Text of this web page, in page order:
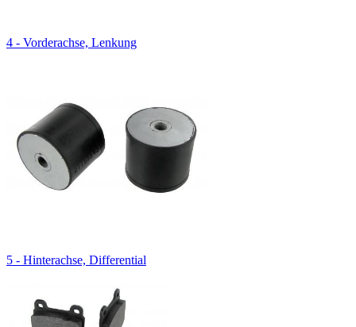
4 - Vorderachse, Lenkung
5 - Hinterachse, Differential